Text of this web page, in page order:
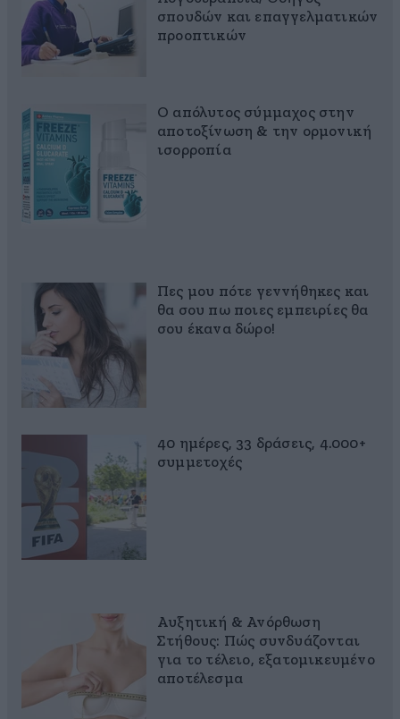
σπουδών και επαγγελματικών
προοπτικών
Ο απόλυτος σύμμαχος στην
αποτοξίνωση & την ορμονική
ισορροπία
Πες μου πότε γεννήθηκες και
θα σου πω ποιες εμπειρίες θα
σου έκανα δώρο!
40 ημέρες, 33 δράσεις, 4.000+
συμμετοχές
Αυξητική & Ανόρθωση
Στήθους: Πώς συνδυάζονται
για το τέλειο, εξατομικευμένο
αποτέλεσμα